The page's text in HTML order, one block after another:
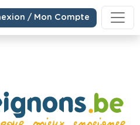
/ Mon Compte